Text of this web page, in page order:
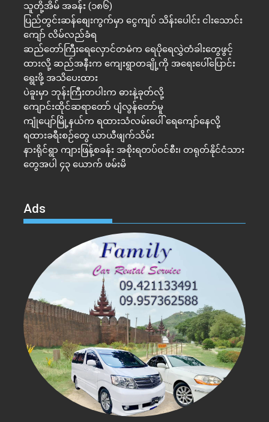
သူတို့အိမ် အခန်း (၁၈၆)
ပြည်တွင်းဆန်စျေးကွက်မှာ ငွေကျပ် သိန်းပေါင်း ငါး​သောင်း
ကျော် လိမ်လည်ခံရ
ဆည်တော်ကြီးရေလှောင်တမံက ရေပိုရေလွှဲတံခါးတွေဖွင့်
ထားလို့ ဆည်အနီးက ကျေးရွာတချို့ကို အရေးပေါ်ပြောင်း
ရွေးဖို့ အသိပေးထား
ပဲခူးမှာ ဘုန်းကြီးတပါးက ဓားနဲ့ခုတ်လို့
ကျောင်းထိုင်ဆရာတော် ပျံလွန်တော်မူ
ကျုံပျော်မြို့နယ်က ရထားသံလမ်းပေါ် ရေကျော်နေလို့
ရထားခရီးစဉ်တွေ ယာယီဖျက်သိမ်း
နားရိုင်ရွာ ကျားဖြန့်စခန်း အစိုးရတပ်ဝင်စီး၊ တရုတ်နိုင်ငံသား
တွေအပါ ၄၃ ယောက် ဖမ်းမိ
Ads